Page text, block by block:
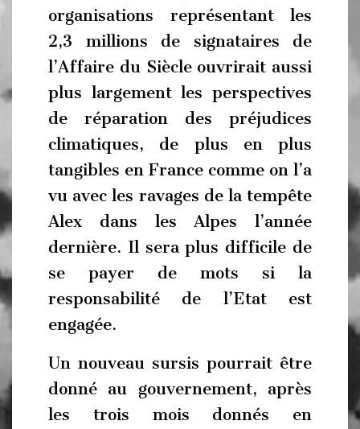
organisations représentant les
2,3 millions de signataires de
l’Affaire du Siècle ouvrirait aussi
plus largement les perspectives
de réparation des préjudices
climatiques, de plus en plus
tangibles en France comme on l’a
vu avec les ravages de la tempête
Alex dans les Alpes l’année
dernière. Il sera plus difficile de
se payer de mots si la
responsabilité de l’Etat est
engagée.
Un nouveau sursis pourrait être
donné au gouvernement, après
les trois mois donnés en